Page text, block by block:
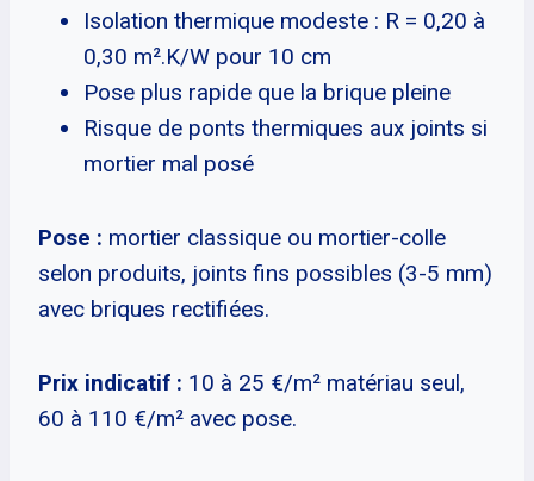
Isolation thermique modeste : R = 0,20 à
0,30 m².K/W pour 10 cm
Pose plus rapide que la brique pleine
Risque de ponts thermiques aux joints si
mortier mal posé
Pose : mortier classique ou mortier-colle
selon produits, joints fins possibles (3-5 mm)
avec briques rectifiées.
Prix indicatif : 10 à 25 €/m² matériau seul,
60 à 110 €/m² avec pose.